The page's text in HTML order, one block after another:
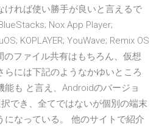
ければ使い勝手が良いと言えるで
Nox App Player;
KOPLAYER; YouWave; Remix OS
のファイル共有はもちろん、仮想
らには下記のようなかゆいところ
能も と言え、Androidのバージョ
でき、全てではないが個別の端末
になっている。 他のサイトで紹介